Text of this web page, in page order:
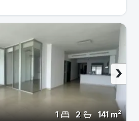
141 m²
2
1
›